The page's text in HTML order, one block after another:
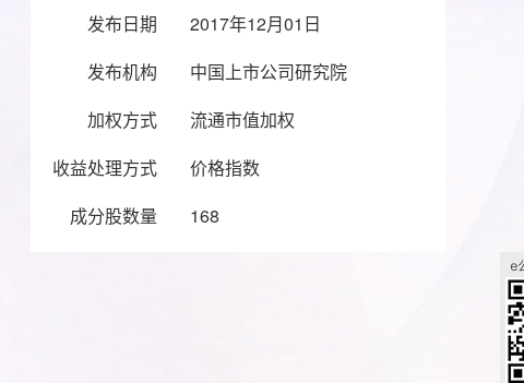
发布日期
2017年12月01日
发布机构
中国上市公司研究院
加权方式
流通市值加权
收益处理方式
价格指数
成分股数量
168